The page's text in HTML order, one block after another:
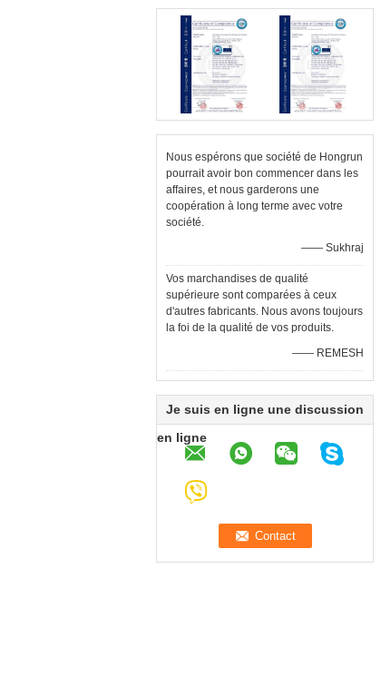
Nous espérons que société de Hongrun
pourrait avoir bon commencer dans les
affaires, et nous garderons une
coopération à long terme avec votre
société.
—— Sukhraj
Vos marchandises de qualité
supérieure sont comparées à ceux
d'autres fabricants. Nous avons toujours
la foi de la qualité de vos produits.
—— REMESH
Je suis en ligne une discussion
en ligne